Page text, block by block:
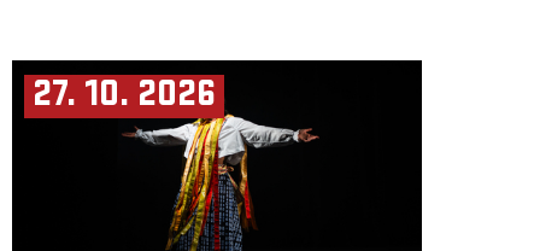
27. 10. 2026